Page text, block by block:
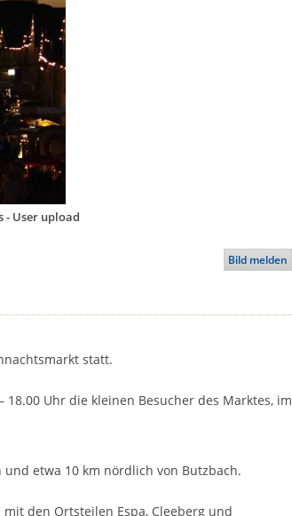
- User upload
Bild melden
statt.
Uhr die kleinen Besucher des Marktes, im
etwa 10 km nördlich von Butzbach.
den Ortsteilen Espa, Cleeberg und